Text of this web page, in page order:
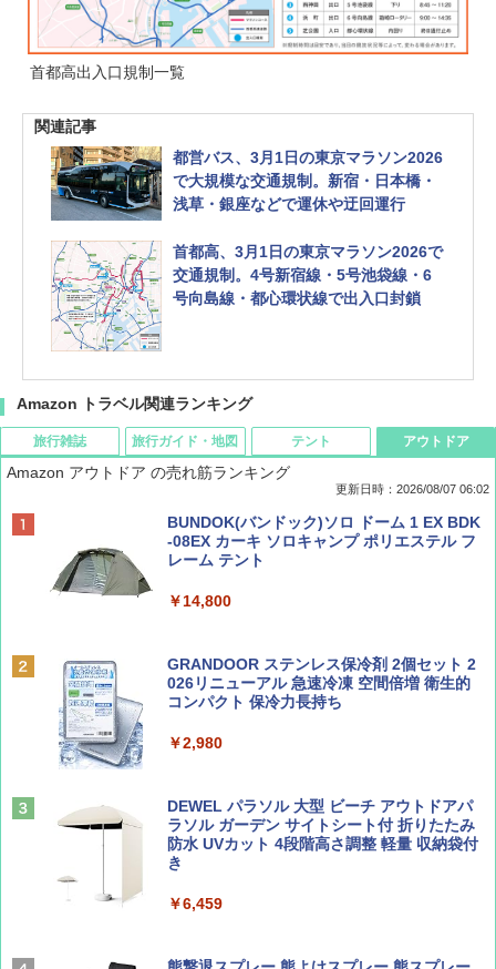
首都高出入口規制一覧
関連記事
都営バス、3月1日の東京マラソン2026
で大規模な交通規制。新宿・日本橋・
浅草・銀座などで運休や迂回運行
首都高、3月1日の東京マラソン2026で
交通規制。4号新宿線・5号池袋線・6
号向島線・都心環状線で出入口封鎖
Amazon トラベル関連ランキング
旅行雑誌
ディズニーファン ２０２６年 ９月号 [雑
誌] (ＤＩＳＮＥＹ ＦＡＮ)
BE-PAL(ビ-パル) 2026年 9 月号【特別付録:
SOTO ミニマル"旅"財布 ランダム2種】
山と溪谷 2026年8月号「南アルプス大全」
￥1,540
旅行ガイド・地図
D40 地球の歩き方 チェンマイ タイ北部の魅
力的な町 2026～2027 地球の歩き方D アジア
A09 地球の歩き方 イタリア 2026～2027 地
球の歩き方A ヨーロッパ
地球の歩き方 スター・ウォーズ
￥2,695
ァキア 2026～2027 地球の歩き方A ヨーロッ
テント
[キャンパーズコレクション 山善] ポップアッ
プテント 傘みたいに広げて畳める パッとサ
ッとサンシェード キューブ フルクローズ メ
&ハイキング カーキ PATC-150(KH)
PYKES PEAK (パイクスピーク) 着替えテン
人用 折りたたみ 防災グッズ 災害用トイレ ビ
￥4,980
テント ワンタッチ RENEW 幅200 2-3人用 43
￥5,999
アウトドア
Amazon アウトドア の売れ筋ランキング
更新日時：2026/08/07 06:02
BUNDOK(バンドック)ソロ ドーム 1 EX BDK
-08EX カーキ ソロキャンプ ポリエステル フ
レーム テント
￥14,800
GRANDOOR ステンレス保冷剤 2個セット 2
026リニューアル 急速冷凍 空間倍増 衛生的
コンパクト 保冷力長持ち
￥2,980
DEWEL パラソル 大型 ビーチ アウトドアパ
ラソル ガーデン サイトシート付 折りたたみ
防水 UVカット 4段階高さ調整 軽量 収納袋付
き
￥6,459